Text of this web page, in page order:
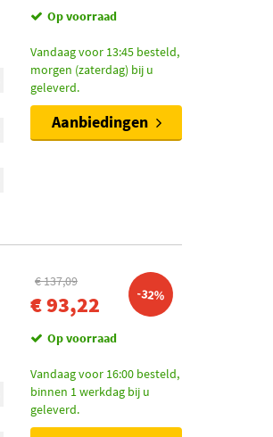
Op voorraad
Vandaag voor 13:45 besteld,
morgen (zaterdag) bij u
geleverd.
Aanbiedingen
€ 137,09
€ 93,22 -32%
Op voorraad
Vandaag voor 16:00 besteld,
binnen 1 werkdag bij u
geleverd.